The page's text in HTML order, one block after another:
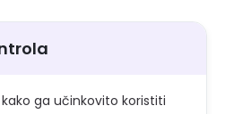
ga učinkovito koristiti